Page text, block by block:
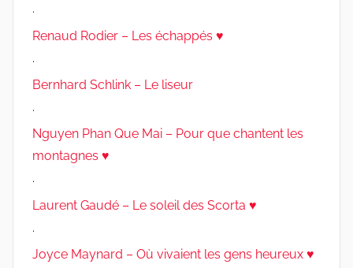
.
Renaud Rodier – Les échappés ♥
.
Bernhard Schlink – Le liseur
.
Nguyen Phan Que Mai – Pour que chantent les
montagnes ♥
.
Laurent Gaudé – Le soleil des Scorta ♥
.
Joyce Maynard – Où vivaient les gens heureux ♥